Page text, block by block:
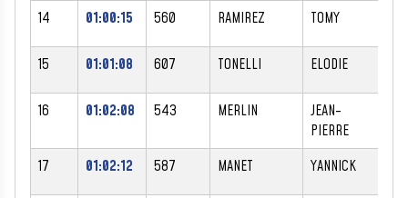
14 01:00:15 560 RAMIREZ TOMY
15 01:01:08 607 TONELLI ELODIE
16 01:02:08 543 MERLIN
JEAN-
PIERRE
17 01:02:12 587 MANET YANNICK